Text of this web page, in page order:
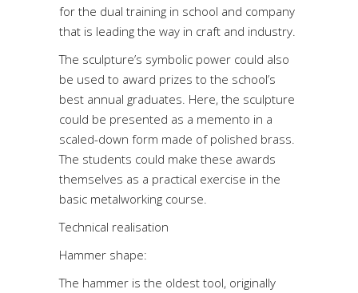
for the dual training in school and company
that is leading the way in craft and industry.
The sculpture’s symbolic power could also
be used to award prizes to the school’s
best annual graduates. Here, the sculpture
could be presented as a memento in a
scaled-down form made of polished brass.
The students could make these awards
themselves as a practical exercise in the
basic metalworking course.
Technical realisation
Hammer shape:
The hammer is the oldest tool, originally